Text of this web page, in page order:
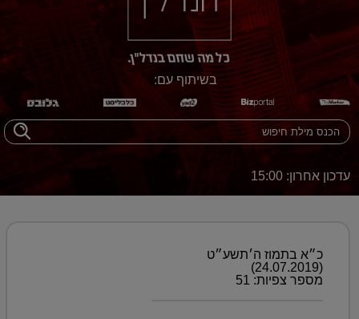
בשיתוף עם:
עדכון אחרון: 15:00
כ״א בתמוז ה׳תשע״ט
(24.07.2019)
מספר צפיות: 51